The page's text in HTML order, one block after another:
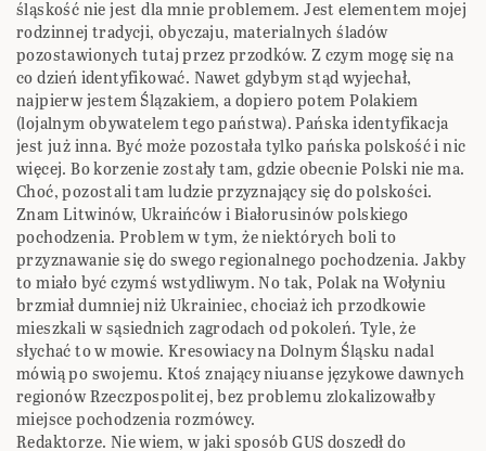
śląskość nie jest dla mnie problemem. Jest elementem mojej
rodzinnej tradycji, obyczaju, materialnych śladów
pozostawionych tutaj przez przodków. Z czym mogę się na
co dzień identyfikować. Nawet gdybym stąd wyjechał,
najpierw jestem Ślązakiem, a dopiero potem Polakiem
(lojalnym obywatelem tego państwa). Pańska identyfikacja
jest już inna. Być może pozostała tylko pańska polskość i nic
więcej. Bo korzenie zostały tam, gdzie obecnie Polski nie ma.
Choć, pozostali tam ludzie przyznający się do polskości.
Znam Litwinów, Ukraińców i Białorusinów polskiego
pochodzenia. Problem w tym, że niektórych boli to
przyznawanie się do swego regionalnego pochodzenia. Jakby
to miało być czymś wstydliwym. No tak, Polak na Wołyniu
brzmiał dumniej niż Ukrainiec, chociaż ich przodkowie
mieszkali w sąsiednich zagrodach od pokoleń. Tyle, że
słychać to w mowie. Kresowiacy na Dolnym Śląsku nadal
mówią po swojemu. Ktoś znający niuanse językowe dawnych
regionów Rzeczpospolitej, bez problemu zlokalizowałby
miejsce pochodzenia rozmówcy.
Redaktorze. Nie wiem, w jaki sposób GUS doszedł do